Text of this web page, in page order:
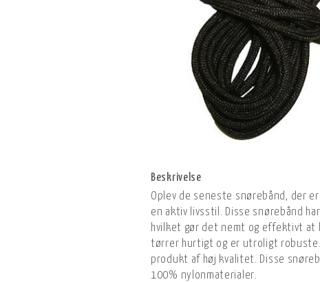
Beskrivelse
Oplev de seneste snørebånd, der
en aktiv livsstil. Disse snørebånd
hvilket gør det nemt og effektivt at
tørrer hurtigt og er utroligt
produkt af høj kvalitet. Disse
100% nylonmaterialer.